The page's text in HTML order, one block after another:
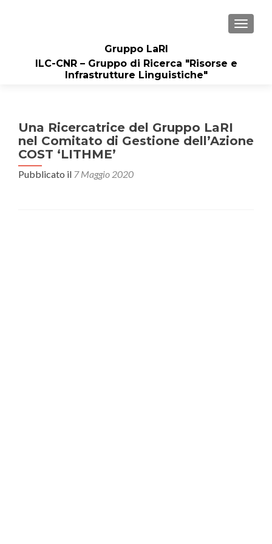
Gruppo LaRI
ILC-CNR – Gruppo di Ricerca "Risorse e
Infrastrutture Linguistiche"
Una Ricercatrice del Gruppo LaRI
nel Comitato di Gestione dell’Azione
COST ‘LITHME’
Pubblicato il 7 Maggio 2020